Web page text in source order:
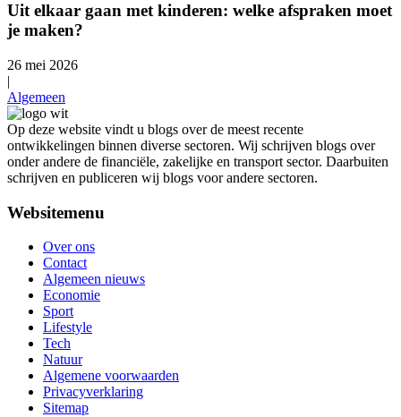
Uit elkaar gaan met kinderen: welke afspraken moet
je maken?
26 mei 2026
|
Algemeen
Op deze website vindt u blogs over de meest recente
ontwikkelingen binnen diverse sectoren. Wij schrijven blogs over
onder andere de financiële, zakelijke en transport sector. Daarbuiten
schrijven en publiceren wij blogs voor andere sectoren.
Websitemenu
Over ons
Contact
Algemeen nieuws
Economie
Sport
Lifestyle
Tech
Natuur
Algemene voorwaarden
Privacyverklaring
Sitemap